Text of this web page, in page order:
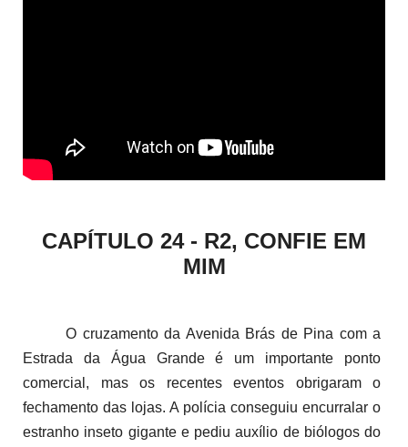
CAPÍTULO 24 - R2, CONFIE EM
MIM
O cruzamento da Avenida Brás de Pina com a
Estrada da Água Grande é um importante ponto
comercial, mas os recentes eventos obrigaram o
fechamento das lojas. A polícia conseguiu encurralar o
estranho inseto gigante e pediu auxílio de biólogos do